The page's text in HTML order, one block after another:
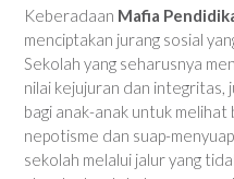
Keberadaan Mafia
menciptakan jurang sosial
Sekolah yang seharusnya
nilai kejujuran dan integritas,
bagi anak-anak untuk
nepotisme dan suap-
sekolah melalui jalur yang